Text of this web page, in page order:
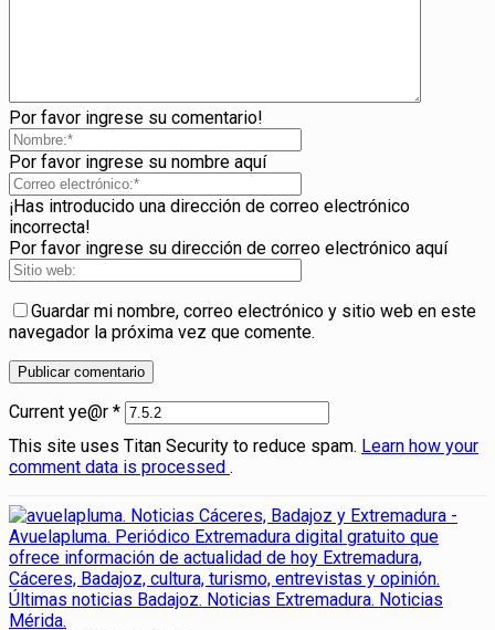
Por favor ingrese su comentario!
Por favor ingrese su nombre aquí
¡Has introducido una dirección de correo electrónico
incorrecta!
Por favor ingrese su dirección de correo electrónico aquí
Guardar mi nombre, correo electrónico y sitio web en este
navegador la próxima vez que comente.
Current ye@r *
This site uses Titan Security to reduce spam. Learn how your
comment data is processed .